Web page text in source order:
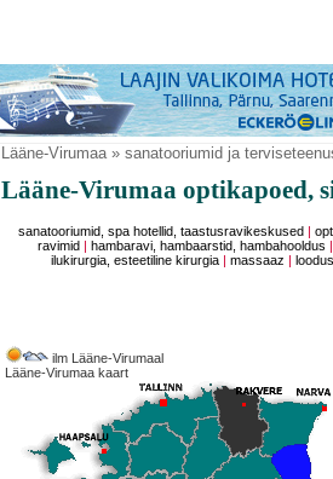
Lääne-Virumaa» sanatooriumid ja
Lääne-Virumaa optikapoed,
sanatooriumid, spa hotellid, taastusravikeskused |
ravimid
hambaravi, hambaarstid, hambahooldus
ilukirurgia, esteetiline kirurgia| massaaz
ilm Lääne-Virumaal
Lääne-Virumaa kaart